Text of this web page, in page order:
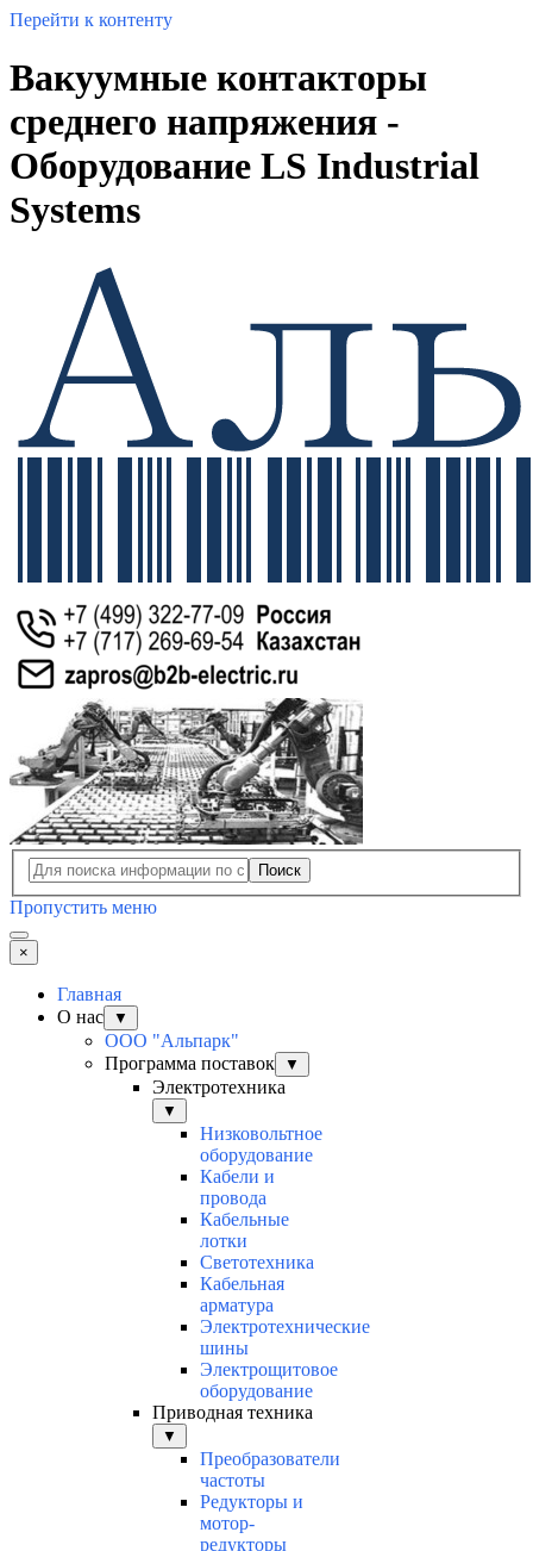
Перейти к контенту
Вакуумные контакторы
среднего напряжения -
Оборудование LS Industrial
Systems
Поиск
Пропустить меню
×
Главная
О нас
▼
ООО "Альпарк"
Программа поставок
▼
Электротехника
▼
Низковольтное
оборудование
Кабели и
провода
Кабельные
лотки
Светотехника
Кабельная
арматура
Электротехнические
шины
Электрощитовое
оборудование
Приводная техника
▼
Преобразователи
частоты
Редукторы и
мотор-
редукторы